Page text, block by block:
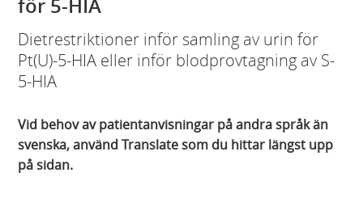
för 5-HIA
Dietrestriktioner inför samling av urin för
Pt(U)-5-HIA eller inför blodprovtagning av S-
5-HIA
Vid behov av patientanvisningar på andra språk än
svenska, använd Translate som du hittar längst upp
på sidan.